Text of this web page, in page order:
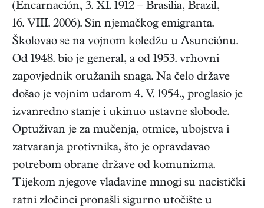
(Encarnación, 3. XI. 1912 – Brasilia, Brazil,
16. VIII. 2006). Sin njemačkog emigranta.
Školovao se na vojnom koledžu u Asunciónu.
Od 1948. bio je general, a od 1953. vrhovni
zapovjednik oružanih snaga. Na čelo države
došao je vojnim udarom 4. V. 1954., proglasio je
izvanredno stanje i ukinuo ustavne slobode.
Optuživan je za mučenja, otmice, ubojstva i
zatvaranja protivnika, što je opravdavao
potrebom obrane države od komunizma.
Tijekom njegove vladavine mnogi su nacistički
ratni zločinci pronašli sigurno utočište u